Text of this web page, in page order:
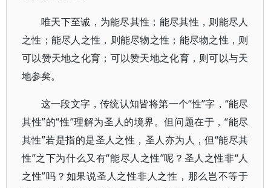
唯天下至诚，为能尽其性；能尽其性，则能尽人
之性；能尽人之性，则能尽物之性；能尽物之性，则
可以赞天地之化育；可以赞天地之化育，则可以与天
地参矣。
这一段文字，传统认知皆将第一个“性”字，“能尽
其性”的“性”理解为圣人的境界。但问题在于，“能尽
其性”若是指的是圣人之性，圣人亦为人，但“能尽其
性”之下为什么又有“能尽人之性”呢？圣人之性非“人
之性”吗？如果说圣人之性非人之性，那么岂不等于